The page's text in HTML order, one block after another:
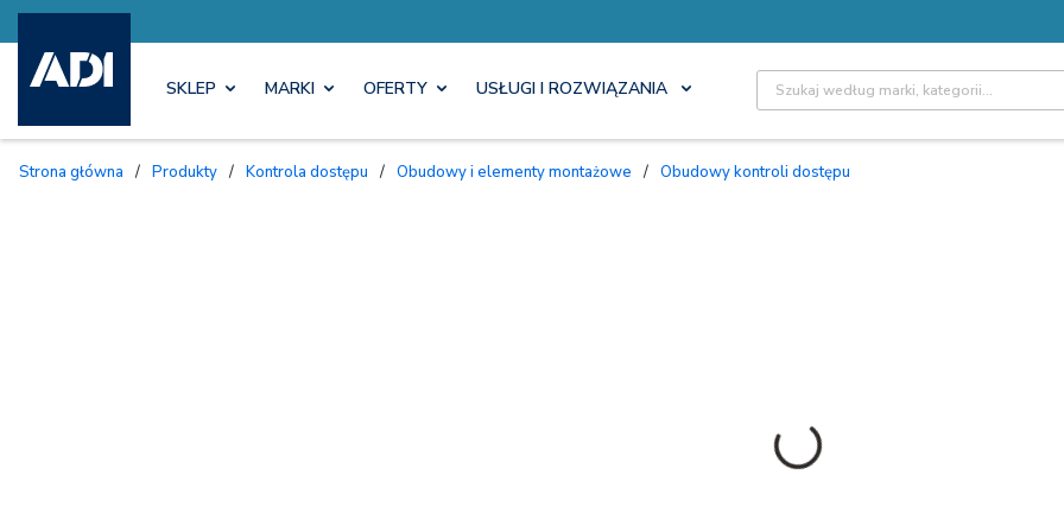
SKLEP MARKI OFERTY USŁUGI I ROZWIĄZANIA Site Search
Strona główna / Produkty / Kontrola dostępu / Obudowy i elementy montażowe / Obudowy kontroli dostępu